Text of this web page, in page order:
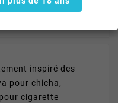
inspiré des
pour chicha,
cigarette